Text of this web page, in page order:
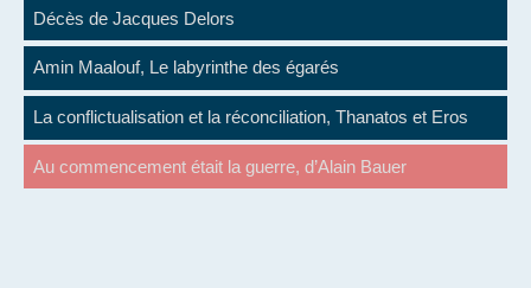
Décès de Jacques Delors
Amin Maalouf, Le labyrinthe des égarés
La conflictualisation et la réconciliation, Thanatos et Eros
Au commencement était la guerre, d’Alain Bauer